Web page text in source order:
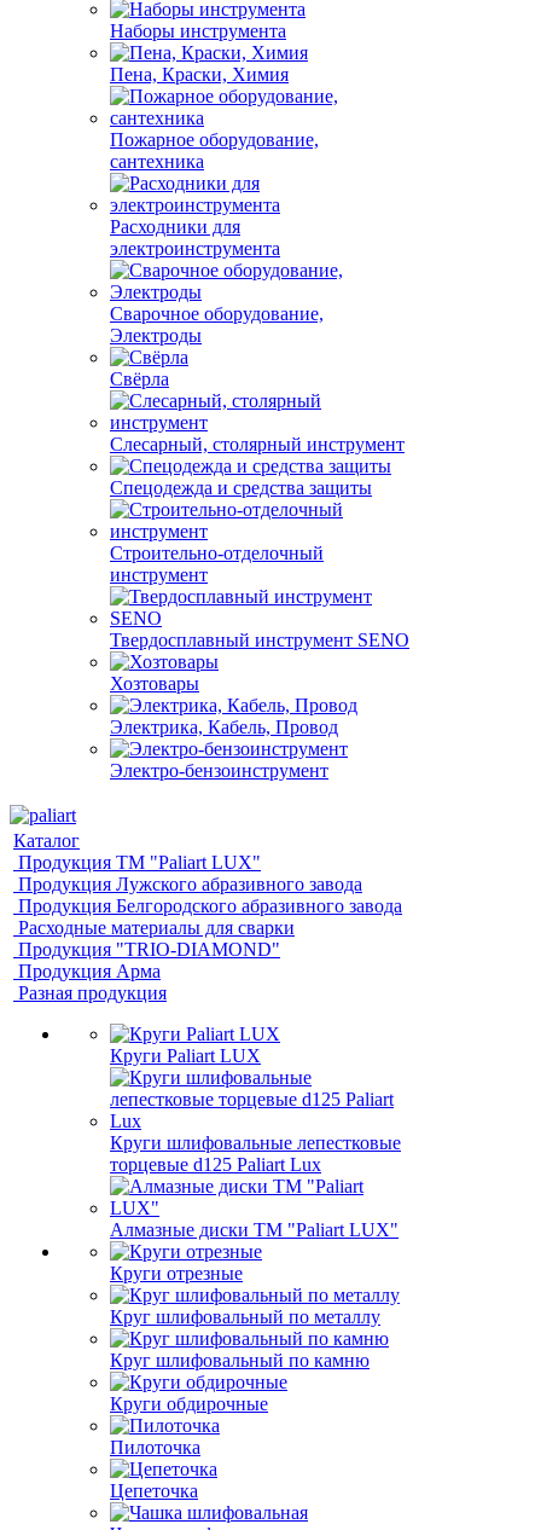
Наборы инструмента
Пена, Краски, Химия
Пожарное оборудование,
сантехника
Расходники для
электроинструмента
Сварочное оборудование,
Электроды
Свёрла
Слесарный, столярный инструмент
Спецодежда и средства защиты
Строительно-отделочный
инструмент
Твердосплавный инструмент SENO
Хозтовары
Электрика, Кабель, Провод
Электро-бензоинструмент
Каталог
Продукция ТМ "Paliart LUX"
Продукция Лужского абразивного завода
Продукция Белгородского абразивного завода
Расходные материалы для сварки
Продукция "TRIO-DIAMOND"
Продукция Арма
Разная продукция
Круги Paliart LUX
Круги шлифовальные лепестковые
торцевые d125 Paliart Lux
Алмазные диски ТМ "Paliart LUX"
Круги отрезные
Круг шлифовальный по металлу
Круг шлифовальный по камню
Круги обдирочные
Пилоточка
Цепеточка